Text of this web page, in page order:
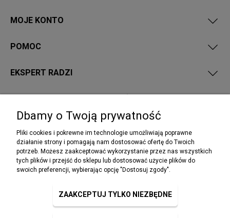
MOJE KONTO
POMOC
EKSPERT RADZI
NEWSLETTER
Podaj swój adres e-mail, jeżeli chcesz otrzymywać
Dbamy o Twoją prywatność
Pliki cookies i pokrewne im technologie umożliwiają poprawne
działanie strony i pomagają nam dostosować ofertę do Twoich
potrzeb. Możesz zaakceptować wykorzystanie przez nas wszystkich
tych plików i przejść do sklepu lub dostosować użycie plików do
swoich preferencji, wybierając opcję "Dostosuj zgody".
ZAAKCEPTUJ TYLKO NIEZBĘDNE